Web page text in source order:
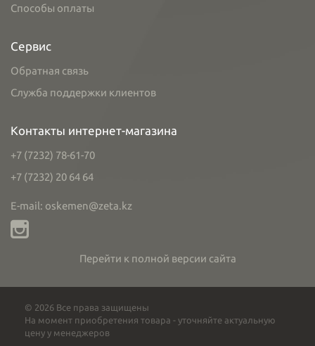
Способы оплаты
Сервис
Обратная связь
Служба поддержки клиентов
Контакты интернет-магазина
+7 (7232) 78-61-70
+7 (7232) 20 64 64
E-mail: oskemen@zeta.kz
Перейти к полной версии сайта
© 2026 Все права защищены
На момент приобретения товара - уточняйте актуальную
цену у менеджеров